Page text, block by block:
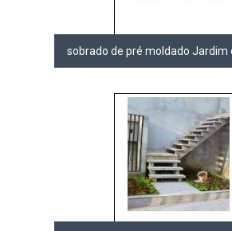
sobrado de pré moldado Jardim